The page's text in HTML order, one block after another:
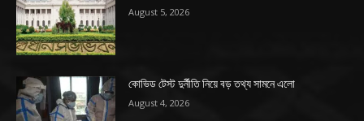
August 5, 2026
কোভিড টেস্ট দুর্নীতি নিয়ে বড় তথ্য সামনে এলো
August 4, 2026